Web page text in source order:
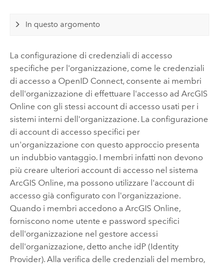
In questo argomento
La configurazione di credenziali di accesso
specifiche per l'organizzazione, come le credenziali
di accesso a OpenID Connect, consente ai membri
dell'organizzazione di effettuare l'accesso ad ArcGIS
Online con gli stessi account di accesso usati per i
sistemi interni dell'organizzazione. La configurazione
di account di accesso specifici per
un'organizzazione con questo approccio presenta
un indubbio vantaggio. I membri infatti non devono
più creare ulteriori account di accesso nel sistema
ArcGIS Online, ma possono utilizzare l'account di
accesso già configurato con l'organizzazione.
Quando i membri accedono a ArcGIS Online,
forniscono nome utente e password specifici
dell'organizzazione nel gestore accessi
dell'organizzazione, detto anche idP (Identity
Provider). Alla verifica delle credenziali del membro,